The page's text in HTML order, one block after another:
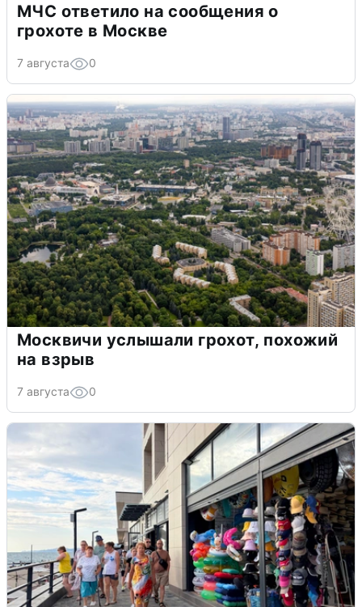
МЧС ответило на сообщения о
грохоте в Москве
7 августа 0
Москвичи услышали грохот, похожий
на взрыв
7 августа 0